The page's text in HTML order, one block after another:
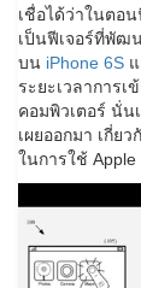
เชื่อได้ว่าในตอ
เป็นฟีเจอร์ที่พัฒ
บน iPhone 6S
ระยะเวลาการ
คอมพิวเตอร์ นั่น
เผยออกมา เกี่ย
ในการใช้